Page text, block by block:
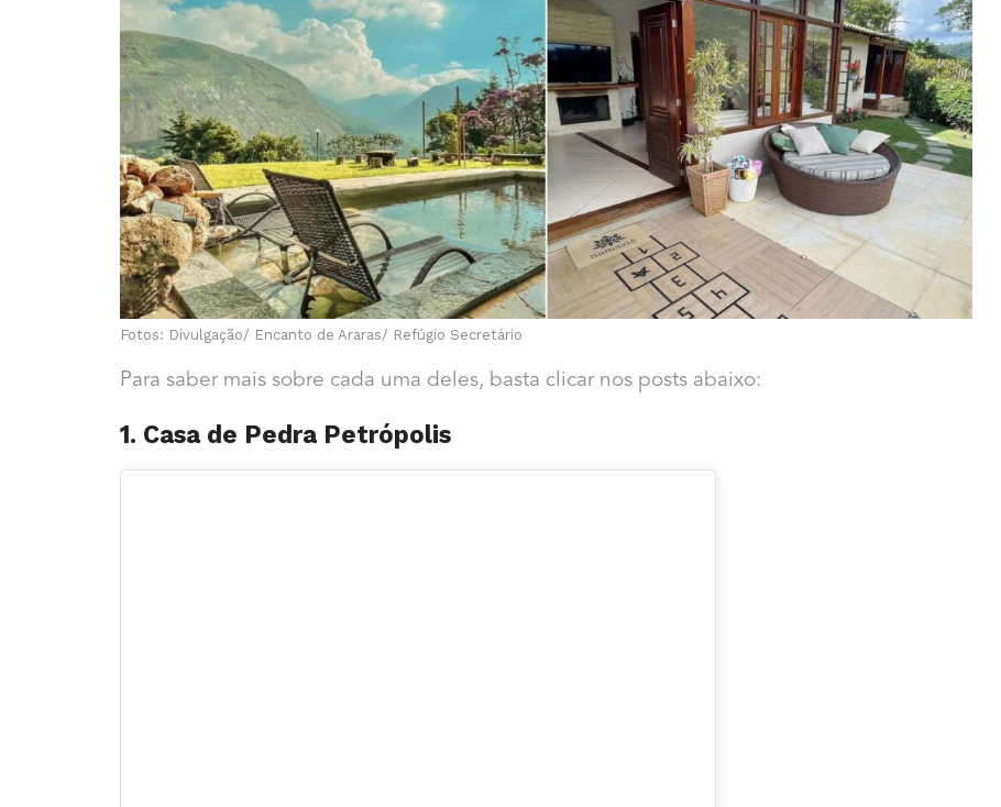
Fotos: Divulgação/ Encanto de Araras/ Refúgio Secretário
Para saber mais sobre cada uma deles, basta clicar nos posts abaixo:
1. Casa de Pedra Petrópolis